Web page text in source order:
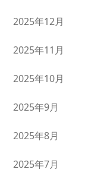
2025年12月
2025年11月
2025年10月
2025年9月
2025年8月
2025年7月